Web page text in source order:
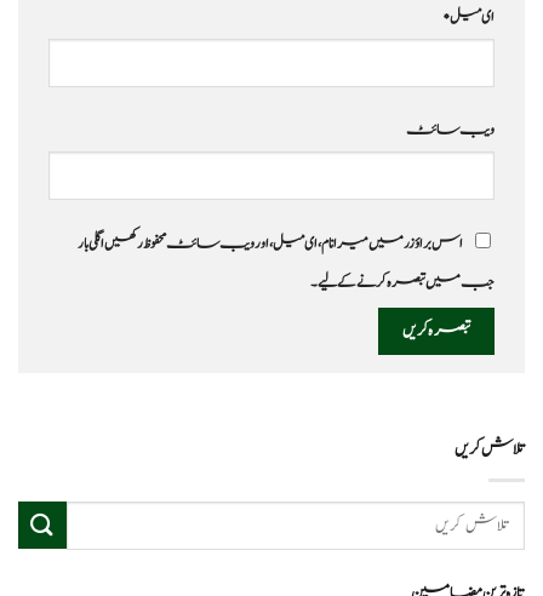
ای میل*
ویب‌ سائٹ
اس براؤزر میں میرا نام، ای میل، اور ویب سائٹ محفوظ رکھیں اگلی بار
جب میں تبصرہ کرنے کےلیے۔
تلاش کریں